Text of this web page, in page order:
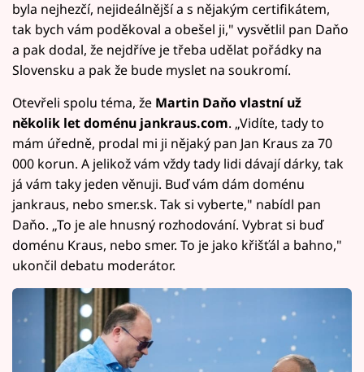
byla nejhezčí, nejideálnější a s nějakým certifikátem,
tak bych vám poděkoval a obešel ji," vysvětlil pan Daňo
a pak dodal, že nejdříve je třeba udělat pořádky na
Slovensku a pak že bude myslet na soukromí.
Otevřeli spolu téma, že Martin Daňo vlastní už
několik let doménu jankraus.com. „Vidíte, tady to
mám úředně, prodal mi ji nějaký pan Jan Kraus za 70
000 korun. A jelikož vám vždy tady lidi dávají dárky, tak
já vám taky jeden věnuji. Buď vám dám doménu
jankraus, nebo smer.sk. Tak si vyberte," nabídl pan
Daňo. „To je ale hnusný rozhodování. Vybrat si buď
doménu Kraus, nebo smer. To je jako křišťál a bahno,"
ukončil debatu moderátor.